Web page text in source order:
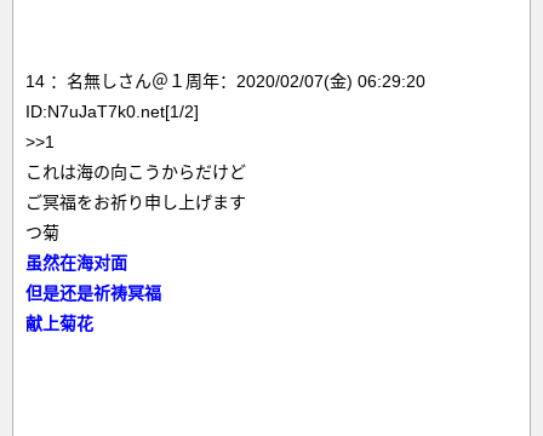
14 ：名無しさん＠１周年：2020/02/07(金) 06:29:20
ID:N7uJaT7k0.net[1/2]
>>1
これは海の向こうからだけど
ご冥福をお祈り申し上げます
つ菊
虽然在海对面
但是还是祈祷冥福
献上菊花